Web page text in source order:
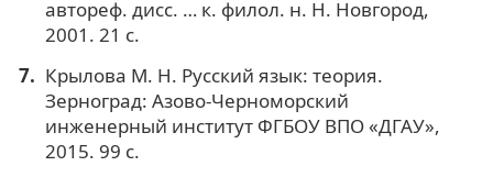
автореф. дисс. … к. филол. н. Н. Новгород,
2001. 21 с.
Крылова М. Н. Русский язык: теория.
Зерноград: Азово-Черноморский
инженерный институт ФГБОУ ВПО «ДГАУ»,
2015. 99 с.